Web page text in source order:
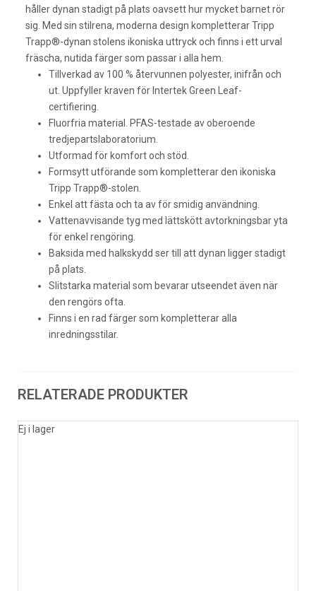
håller dynan stadigt på plats oavsett hur mycket barnet rör
sig. Med sin stilrena, moderna design kompletterar Tripp
Trapp®-dynan stolens ikoniska uttryck och finns i ett urval
fräscha, nutida färger som passar i alla hem.
Tillverkad av 100 % återvunnen polyester, inifrån och
ut. Uppfyller kraven för Intertek Green Leaf-
certifiering.
Fluorfria material. PFAS-testade av oberoende
tredjepartslaboratorium.
Utformad för komfort och stöd.
Formsytt utförande som kompletterar den ikoniska
Tripp Trapp®-stolen.
Enkel att fästa och ta av för smidig användning.
Vattenavvisande tyg med lättskött avtorkningsbar yta
för enkel rengöring.
Baksida med halkskydd ser till att dynan ligger stadigt
på plats.
Slitstarka material som bevarar utseendet även när
den rengörs ofta.
Finns i en rad färger som kompletterar alla
inredningsstilar.
RELATERADE PRODUKTER
Ej i lager